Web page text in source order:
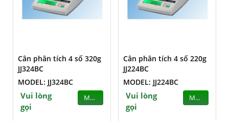
Cân phân tích 4 số 320g
JJ324BC
MODEL: JJ324BC
Vui lòng
gọi
MUA
Cân phân tích 4 số 220g
JJ224BC
MODEL: JJ224BC
Vui lòng
gọi
MUA